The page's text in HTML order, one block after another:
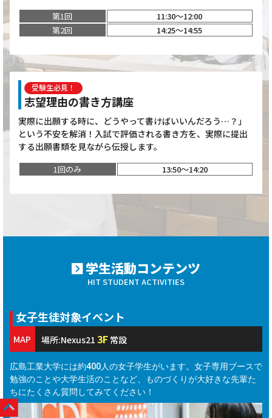
第1回
11:30～12:00
第2回
14:25～14:55
受験生必見！
志望理由の書き方講座
実際に出願する時に、どうやって書けばいいんだろう…？」
という不安を解消！入試で評価される書き方を、実際に提出
する出願書類を見ながら伝授します。
1回のみ 13:50～14:20
学生活動コンテンツ
HIT STUDENT ACTIVITIES
女子生徒対象イベント
MAP 場所:Nexus21 3F 常設
広島工業大学には約400人の女子学生がいます。女子専用ブースで
勉強のことや大学生活のことなど、ものづくりが大好きな先輩た
ちにたくさん質問してみてください！